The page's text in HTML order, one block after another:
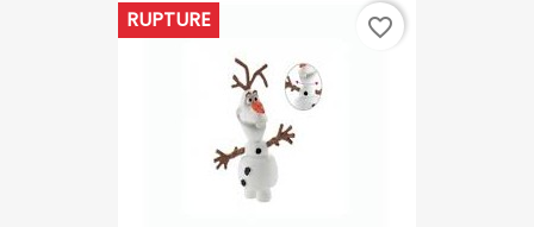
RUPTURE favorite_border